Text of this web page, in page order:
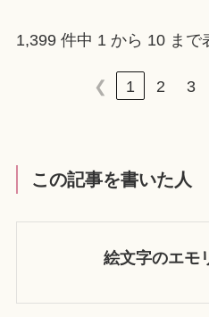
1,399 件中 1 から 10 まで
❮ 1 2 3
この記事を書いた人
絵文字のエモ